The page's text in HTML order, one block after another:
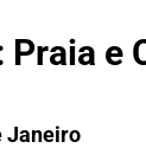
Praia e
Janeiro